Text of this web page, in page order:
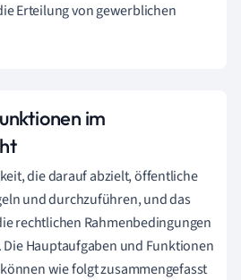
Erteilung von gewerblichen
im
die darauf abzielt, öffentliche
und durchzuführen, und das
rechtlichen Rahmenbedingungen
Hauptaufgaben und Funktionen
wie folgt zusammengefasst